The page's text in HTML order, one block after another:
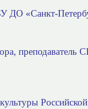
ДО «Санкт-